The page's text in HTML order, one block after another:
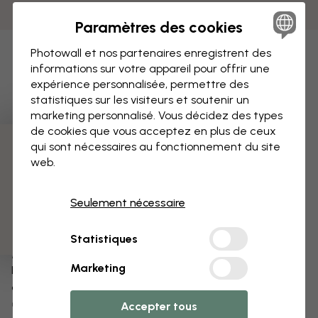
Modifiez votre papier peint
Notre équipe de conception peut modifier n’importe
quel motif pour le rendre unique.
Modifiez la taille ou les couleurs
Paramètres des cookies
Photowall et nos partenaires enregistrent des
informations sur votre appareil pour offrir une
expérience personnalisée, permettre des
statistiques sur les visiteurs et soutenir un
marketing personnalisé. Vous décidez des types
de cookies que vous acceptez en plus de ceux
qui sont nécessaires au fonctionnement du site
web.
Seulement nécessaire
Statistiques
Marketing
Accepter tous